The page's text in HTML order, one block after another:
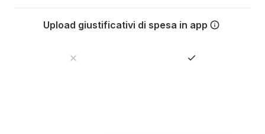
Upload giustificativi di spesa in app
Non rincorrere gli scontrini.